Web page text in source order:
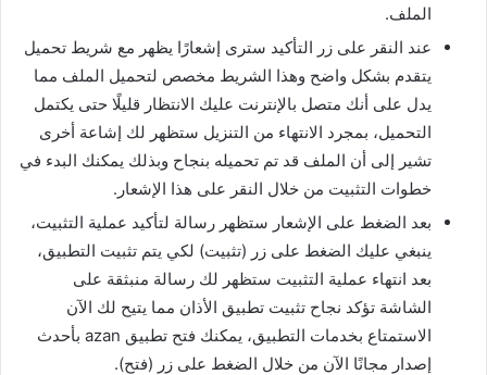
الملف.
عند النقر على زر التأكيد سترى إشعارًا يظهر مع شريط تحميل
يتقدم بشكل واضح وهذا الشريط مخصص لتحميل الملف مما
يدل على أنك متصل بالإنترنت عليك الانتظار قليلًا حتى يكتمل
التحميل، بمجرد الانتهاء من التنزيل ستظهر لك إشاعة أخرى
تشير إلى أن الملف قد تم تحميله بنجاح وبذلك يمكنك البدء في
خطوات التثبيت من خلال النقر على هذا الإشعار.
بعد الضغط على الإشعار ستظهر رسالة لتأكيد عملية التثبيت،
ينبغي عليك الضغط على زر (تثبيت) لكي يتم تثبيت التطبيق،
بعد انتهاء عملية التثبيت ستظهر لك رسالة منبثقة على
الشاشة تؤكد نجاح تثبيت تطبيق الأذان مما يتيح لك الآن
الاستمتاع بخدمات التطبيق، يمكنك فتح تطبيق azan بأحدث
إصدار مجانًا الآن من خلال الضغط على زر (فتح).